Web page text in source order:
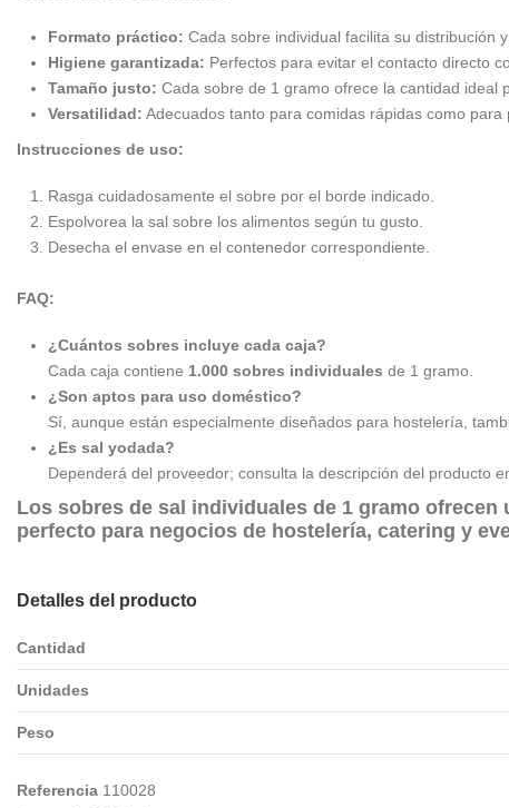
Formato práctico: Cada sobre individual facilita su distribución
Higiene garantizada: Perfectos para evitar el contacto directo
Tamaño justo: Cada sobre de 1 gramo ofrece la cantidad ideal
Versatilidad: Adecuados tanto para comidas rápidas como
Instrucciones de uso:
Rasga cuidadosamente el sobre por el borde indicado.
Espolvorea la sal sobre los alimentos según tu gusto.
Desecha el envase en el contenedor correspondiente.
FAQ:
¿Cuántos sobres incluye cada caja?
Cada caja contiene 1.000 sobres individuales de 1 gramo.
¿Son aptos para uso doméstico?
Sí, aunque están especialmente diseñados para hostelería,
¿Es sal yodada?
Dependerá del proveedor; consulta la descripción del producto
Los sobres de sal individuales de 1 gramo ofrecen
perfecto para negocios de hostelería, catering y
Detalles del producto
Cantidad
Unidades
Peso
Referencia 110028